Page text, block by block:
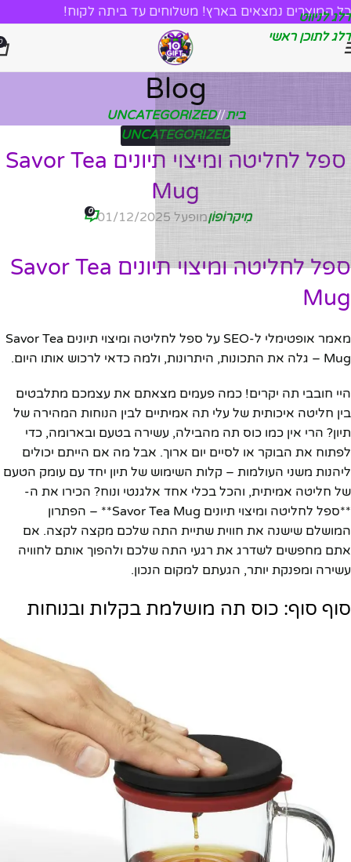
דלג לניווט
דלג לתוכן ראשי
כל המוצרים נמצאים בארץ! משלוחים עד ביתה לקוח!
Blog
בית/
UNCATEGORIZED
UNCATEGORIZED
ספל לחליטה ומיצוי תיונים Savor Tea
Mug
מִיקרוֹפוֹןמופעל 01/12/2025 0
ספל לחליטה ומיצוי תיונים Savor Tea
Mug
מאמר אופטימלי ל-SEO על ספל לחליטה ומיצוי תיונים Savor Tea
Mug – גלה את התכונות, היתרונות, ולמה כדאי לרכוש אותו היום.
היי חובבי תה יקרים! כמה פעמים מצאתם את עצמכם מתלבטים
בין חליטה איכותית של עלי תה אמיתיים לבין הנוחות המהירה של
תיון? הרי אין כמו כוס תה מהבילה, עשירה בטעם ובארומה, כדי
לפתוח את הבוקר או לסיים יום ארוך. אבל מה אם הייתם יכולים
ליהנות משני העולמות – קלות השימוש של תיון יחד עם עומק הטעם
של חליטה אמיתית, והכל בכלי אחד אלגנטי ונוח? הכירו את ה-
**ספל לחליטה ומיצוי תיונים Savor Tea Mug** – הפתרון
המושלם שישנה את חווית שתיית התה שלכם מקצה לקצה. אם
אתם מחפשים לשדרג את רגעי התה שלכם ולהפוך אותם לחוויה
עשירה ומפנקת יותר, הגעתם למקום הנכון.
סוף סוף: כוס תה מושלמת בקלות ובנוחות